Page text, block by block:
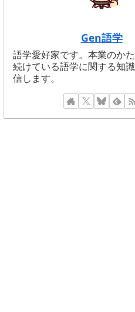
Gen語学
語学愛好家です。本業のか
続けている語学に関する知
信します。